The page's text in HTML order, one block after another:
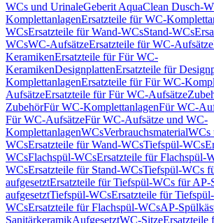
WCs und UrinaleGeberit AquaClean Dusch-
KomplettanlagenErsatzteile für WC-
WCsErsatzteile für Wand-WCsStand-WCs
WCsWC-AufsätzeErsatzteile für WC-Aufsätze
KeramikenErsatzteile für Für WC-
KeramikenDesignplattenErsatzteile für
KomplettanlagenErsatzteile für Für WC-
AufsätzeErsatzteile für Für WC-Aufsätze
ZubehörFür WC-KomplettanlagenFür WC-
Für WC-AufsätzeFür WC-Aufsätze und WC-
KomplettanlagenWCsVerbrauchsmaterialWCs
WCsErsatzteile für Wand-WCsTiefspül-WCs
WCsFlachspül-WCsErsatzteile für Flachspül-
WCsErsatzteile für Stand-WCsTiefspül-WCs
aufgesetztErsatzteile für Tiefspül-WCs für AP-
aufgesetztTiefspül-WCsErsatzteile für
WCsErsatzteile für Flachspül-WCsAP-
SanitärkeramikAufgesetztWC-SitzeErsatzteile